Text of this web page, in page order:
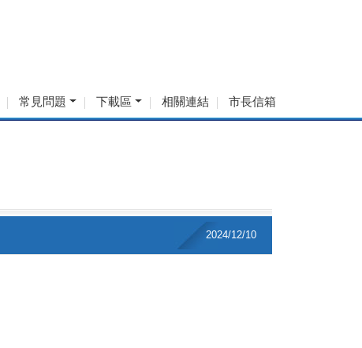
常見問題 下載區 相關連結 市長信箱
2024/12/10